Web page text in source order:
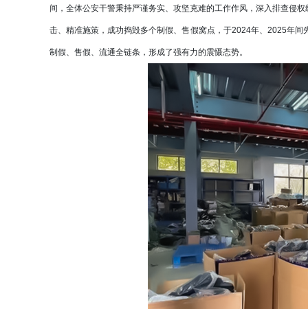
间，全体公安干警秉持严谨务实、攻坚克难的工作作风，深入排查侵
击、精准施策，成功捣毁多个制假、售假窝点，于2024年、2025年
制假、售假、流通全链条，形成了强有力的震慑态势。